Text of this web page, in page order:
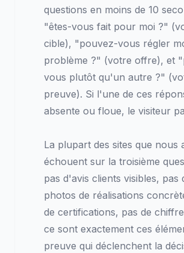
questions en moins de 10
"êtes-vous fait pour moi ?"
cible), "pouvez-vous régler
problème ?" (votre offre), et
vous plutôt qu'un autre ?"
preuve). Si l'une de ces
absente ou floue, le visiteur
La plupart des sites que nous
échouent sur la troisième
pas d'avis clients visibles, pas
photos de réalisations
de certifications, pas de
ce sont exactement ces
preuve qui déclenchent la